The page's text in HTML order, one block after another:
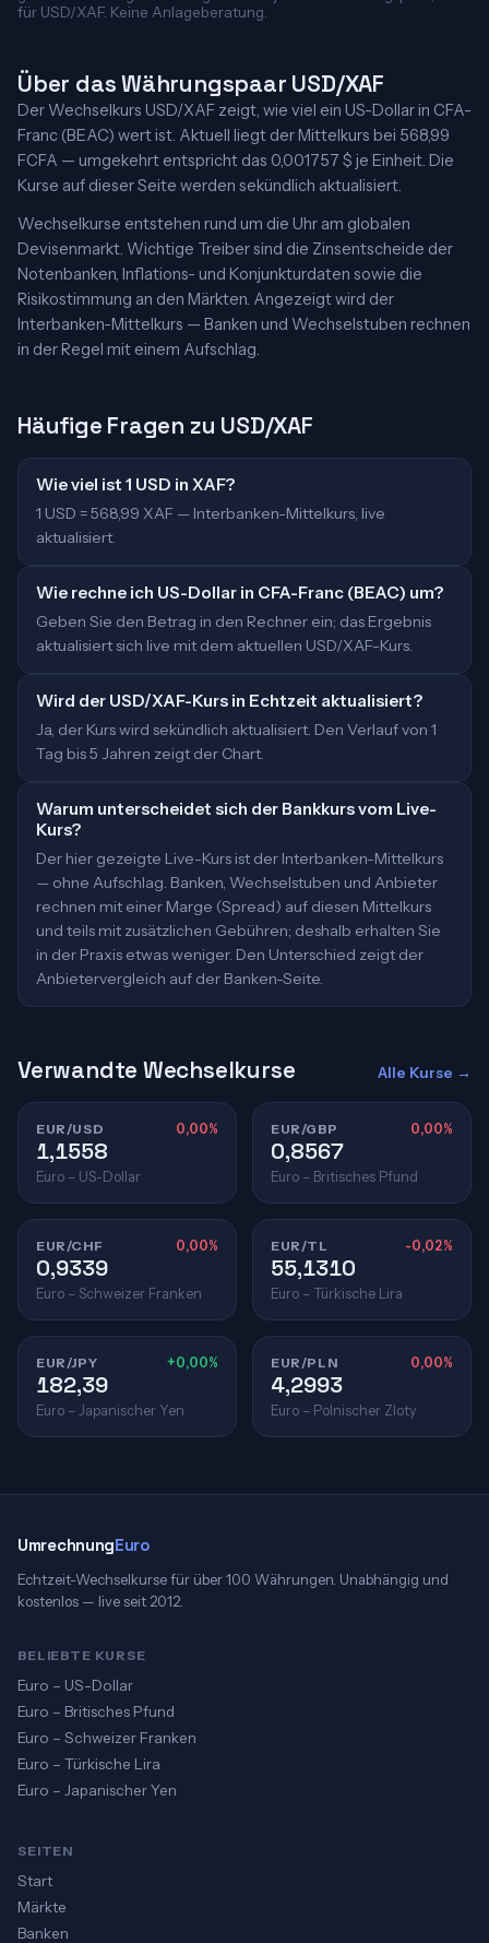
für USD/XAF. Keine Anlageberatung.
Über das Währungspaar USD/XAF
Der Wechselkurs USD/XAF zeigt, wie viel ein US-Dollar in CFA-
Franc (BEAC) wert ist. Aktuell liegt der Mittelkurs bei 568,99
FCFA — umgekehrt entspricht das 0,001757 $ je Einheit. Die
Kurse auf dieser Seite werden sekündlich aktualisiert.
Wechselkurse entstehen rund um die Uhr am globalen
Devisenmarkt. Wichtige Treiber sind die Zinsentscheide der
Notenbanken, Inflations- und Konjunkturdaten sowie die
Risikostimmung an den Märkten. Angezeigt wird der
Interbanken-Mittelkurs — Banken und Wechselstuben rechnen
in der Regel mit einem Aufschlag.
Häufige Fragen zu USD/XAF
Wie viel ist 1 USD in XAF?
1 USD = 568,99 XAF — Interbanken-Mittelkurs, live
aktualisiert.
Wie rechne ich US-Dollar in CFA-Franc (BEAC) um?
Geben Sie den Betrag in den Rechner ein; das Ergebnis
aktualisiert sich live mit dem aktuellen USD/XAF-Kurs.
Wird der USD/XAF-Kurs in Echtzeit aktualisiert?
Ja, der Kurs wird sekündlich aktualisiert. Den Verlauf von 1
Tag bis 5 Jahren zeigt der Chart.
Warum unterscheidet sich der Bankkurs vom Live-
Kurs?
Der hier gezeigte Live-Kurs ist der Interbanken-Mittelkurs
— ohne Aufschlag. Banken, Wechselstuben und Anbieter
rechnen mit einer Marge (Spread) auf diesen Mittelkurs
und teils mit zusätzlichen Gebühren; deshalb erhalten Sie
in der Praxis etwas weniger. Den Unterschied zeigt der
Anbietervergleich auf der Banken-Seite.
Verwandte Wechselkurse Alle Kurse →
EUR/USD 0,00%
1,1558
Euro – US-Dollar
EUR/GBP 0,00%
0,8567
Euro – Britisches Pfund
EUR/CHF 0,00%
0,9339
Euro – Schweizer Franken
EUR/TL -0,02%
55,1310
Euro – Türkische Lira
EUR/JPY +0,00%
182,39
Euro – Japanischer Yen
EUR/PLN 0,00%
4,2993
Euro – Polnischer Zloty
UmrechnungEuro
Echtzeit-Wechselkurse für über 100 Währungen. Unabhängig und
kostenlos — live seit 2012.
BELIEBTE KURSE
Euro – US-Dollar
Euro – Britisches Pfund
Euro – Schweizer Franken
Euro – Türkische Lira
Euro – Japanischer Yen
SEITEN
Start
Märkte
Banken